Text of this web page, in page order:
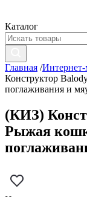
Каталог
Главная /Интернет-
Конструктор
поглаживания и
(КИЗ)
Рыжая